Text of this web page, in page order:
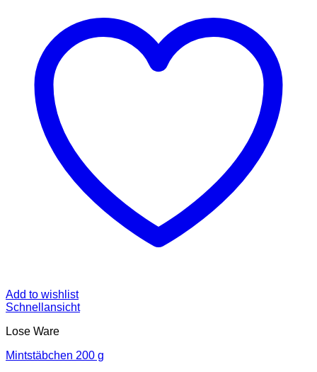
Add to wishlist
Schnellansicht
Lose Ware
Mintstäbchen 200 g